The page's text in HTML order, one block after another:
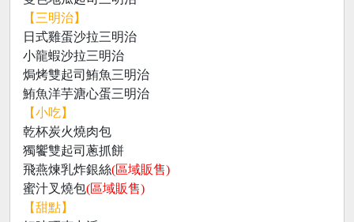
【三明治】
日式雞蛋沙拉三明治
小龍蝦沙拉三明治
焗烤雙起司鮪魚三明治
鮪魚洋芋溏心蛋三明治
【小吃】
乾杯炭火燒肉包
獨饗雙起司蔥抓餅
飛燕煉乳炸銀絲(區域販售)
蜜汁叉燒包(區域販售)
【甜點】